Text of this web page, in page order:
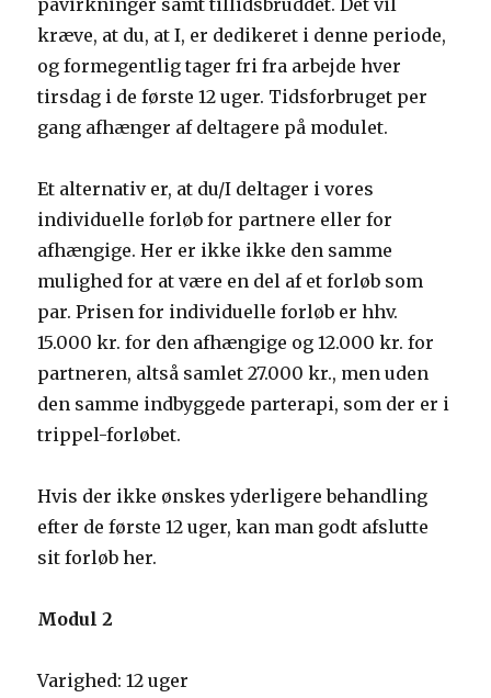
kræve, at du, at I, er dedikeret i denne periode,
og formegentlig tager fri fra arbejde hver
tirsdag i de første 12 uger. Tidsforbruget per
gang afhænger af deltagere på modulet.
Et alternativ er, at du/I deltager i vores
individuelle forløb for partnere eller for
afhængige. Her er ikke ikke den samme
mulighed for at være en del af et forløb som
par. Prisen for individuelle forløb er hhv.
15.000 kr. for den afhængige og 12.000 kr. for
partneren, altså samlet 27.000 kr., men uden
den samme indbyggede parterapi, som der er i
trippel-forløbet.
Hvis der ikke ønskes yderligere behandling
efter de første 12 uger, kan man godt afslutte
sit forløb her.
Modul 2
Varighed: 12 uger